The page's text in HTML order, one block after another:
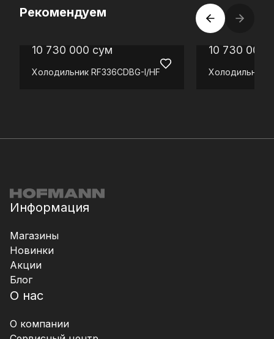
Рекомендуем
10 730 000 сум
Холодильник RF336CDBG-I/HF
10 730 000
Холодильник
Информация
Магазины
Новинки
Акции
Блог
О нас
О компании